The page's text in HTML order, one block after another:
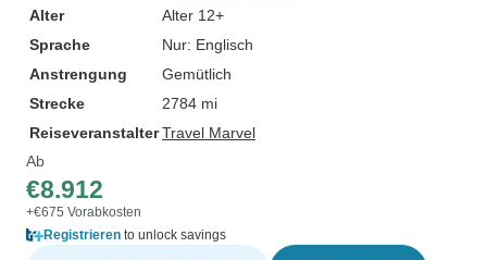
Alter
Alter 12+
Sprache
Nur: Englisch
Anstrengung
Gemütlich
Strecke
2784 mi
ReiseveranstalterTravel Marvel
Ab
€8.912
+€675 Vorabkosten
Registrieren to unlock savings